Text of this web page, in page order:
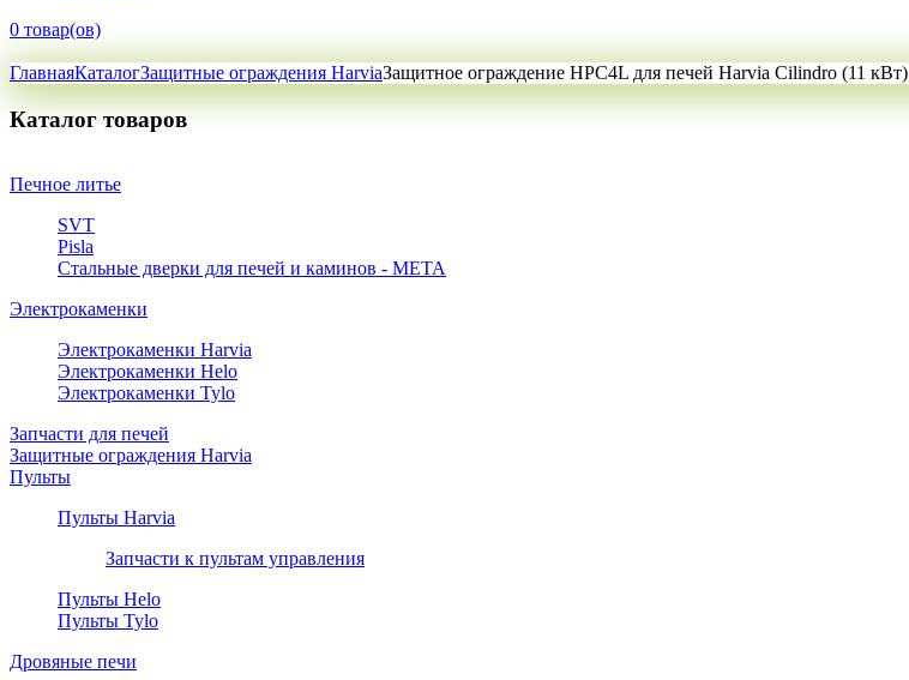
0 товар(ов)
ГлавнаяКаталогЗащитные ограждения HarviaЗащитное ограждение HPC4L для печей Harvia Cilindro (11 кВт)
Каталог товаров
Печное литье
SVT
Pisla
Стальные дверки для печей и каминов - META
Электрокаменки
Электрокаменки Harvia
Электрокаменки Helo
Электрокаменки Tylo
Запчасти для печей
Защитные ограждения Harvia
Пульты
Пульты Harvia
Запчасти к пультам управления
Пульты Helo
Пульты Tylo
Дровяные печи